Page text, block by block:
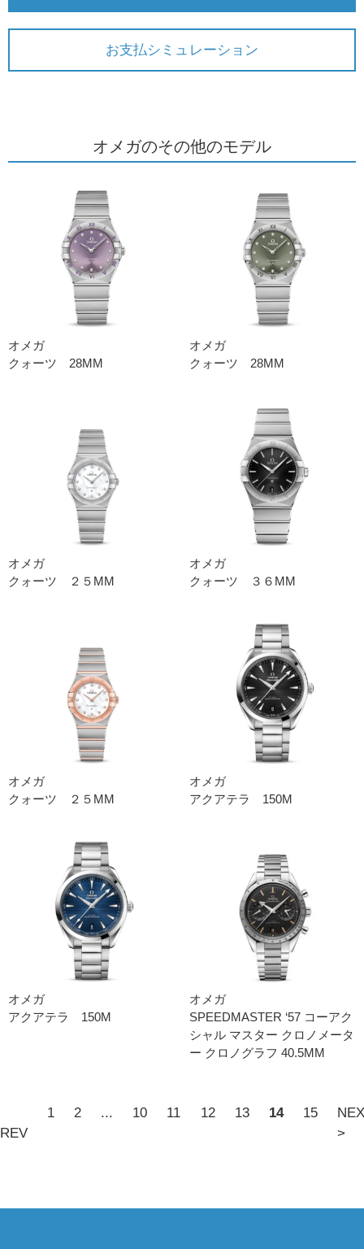
お支払シミュレーション
オメガのその他のモデル
オメガ
クォーツ 28MM
オメガ
クォーツ 28MM
オメガ
クォーツ ２５MM
オメガ
クォーツ ３６MM
オメガ
クォーツ ２５MM
オメガ
アクアテラ 150M
オメガ
アクアテラ 150M
オメガ
SPEEDMASTER ‘5 7 コーアク
シャル マスター クロノメータ
ー クロノグラフ 40.5M M
1 2 ... 10 11 12 13 14 15
>